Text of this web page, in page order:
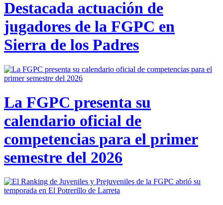
Destacada actuación de
jugadores de la FGPC en
Sierra de los Padres
La FGPC presenta su
calendario oficial de
competencias para el primer
semestre del 2026